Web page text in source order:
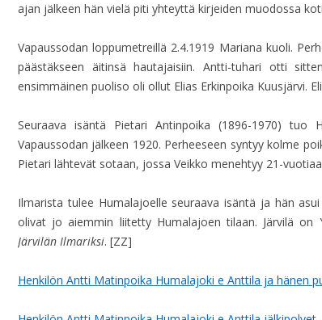
ajan jälkeen hän vielä piti yhteyttä kirjeiden muodossa
Vapaussodan loppumetreillä 2.4.1919 Mariana kuoli.
päästäkseen äitinsä hautajaisiin. Antti-tuhari otti
ensimmäinen puoliso oli ollut Elias Erkinpoika Kuusjärvi.
Seuraava isäntä Pietari Antinpoika (1896-1970) tuo
Vapaussodan jälkeen 1920. Perheeseen syntyy kolme
Pietari lähtevät sotaan, jossa Veikko menehtyy 21-
Ilmarista tulee Humalajoelle seuraava isäntä ja hän
olivat jo aiemmin liitetty Humalajoen tilaan. Järvilä on
Järvilän Ilmariksi. [ZZ]
Henkilön Antti Matinpoika Humalajoki e Anttila ja hänen